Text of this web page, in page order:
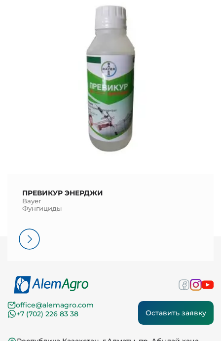
ПРЕВИКУР ЭНЕРДЖИ
Bayer
Фунгициды
office@alemagro.com
+7 (702) 226 83 38
Оставить заявку